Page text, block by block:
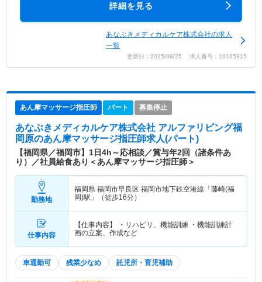
詳細を見る
あなぶきメディカルケア株式会社の求人
一覧
更新日：2025/08/25 求人番号：10165815
あん摩マッサージ指圧師 パート 募集停止
あなぶきメディカルケア株式会社 アルファリビング福
岡原のあん摩マッサージ指圧師求人(パート)
【福岡県／福岡市】1日4h～応相談／賞与年2回（諸条件あ
り）／社員給食あり＜あん摩マッサージ指圧師＞
勤務地
福岡県 福岡市早良区 福岡市地下鉄空港線「藤崎(福
岡)駅」（徒歩16分）
仕事内容
【仕事内容】 ・リハビリ、機能訓練 ・機能訓練計
画の立案、作成など
車通勤可 残業少なめ 託児所・育児補助